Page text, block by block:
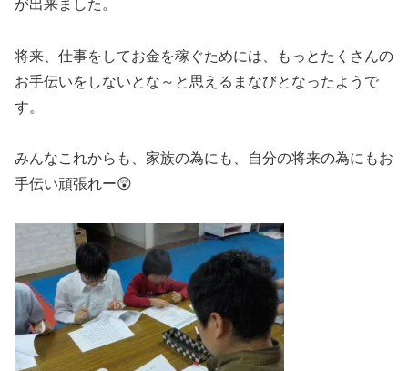
が出来ました。
将来、仕事をしてお金を稼ぐためには、もっとたくさんの
お手伝いをしないとな～と思えるまなびとなったようで
す。
みんなこれからも、家族の為にも、自分の将来の為にもお
手伝い頑張れー😲